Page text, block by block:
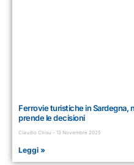
Ferrovie turistiche in Sardegna,
prende le decisioni
Claudio Chisu 13 Novembre 2025
Leggi »